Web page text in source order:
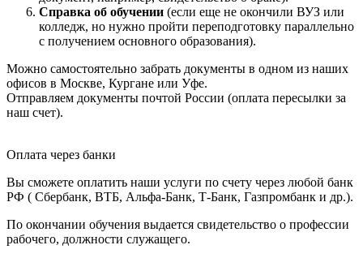
Справка об обучении (если еще не окончили ВУЗ или
колледж, но нужно пройти переподготовку параллельно
с получением основного образования).
Можно самостоятельно забрать документы в одном из наших
офисов в Москве, Кургане или Уфе.
Отправляем документы почтой России (оплата пересылки за
наш счет).
Оплата через банки
Вы сможете оплатить наши услуги по счету через любой банк
РФ ( Сбербанк, ВТБ, Альфа-Банк, Т-Банк, Газпромбанк и др.).
По окончании обучения выдается свидетельство о профессии
рабочего, должности служащего.